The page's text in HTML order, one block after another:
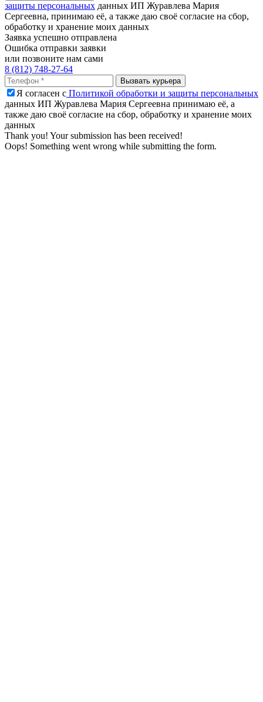
защиты персональных данных ИП Журавлева Мария
Сергеевна, принимаю её, а также даю своё согласие на сбор,
обработку и хранение моих данных
Заявка успешно отправлена
Ошибка отправки заявки
или позвоните нам сами
8 (812) 748-27-64
Я согласен с Политикой обработки и защиты персональных
данных ИП Журавлева Мария Сергеевна принимаю её, а
также даю своё согласие на сбор, обработку и хранение моих
данных
Thank you! Your submission has been received!
Oops! Something went wrong while submitting the form.